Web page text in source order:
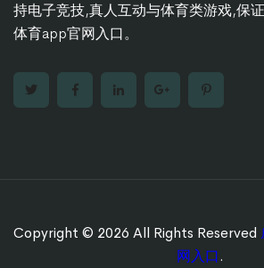
持电子竞技,真人互动与体育类游戏,保
体育app官网入口。
Copyright © 2026 All Rights Reserved
网入口.